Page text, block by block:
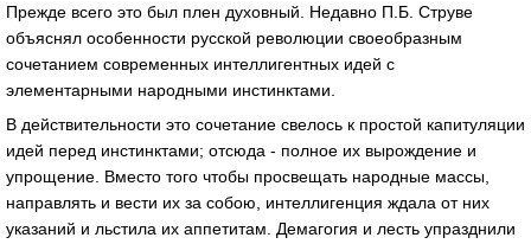
Прежде всего это был плен духовный. Недавно П.Б. Струве
объяснял особенности русской революции своеобразным
сочетанием современных интеллигентных идей с
элементарными народными инстинктами.
В действительности это сочетание свелось к простой капитуляции
идей перед инстинктами; отсюда - полное их вырождение и
упрощение. Вместо того чтобы просвещать народные массы,
направлять и вести их за собою, интеллигенция ждала от них
указаний и льстила их аппетитам. Демагогия и лесть упразднили